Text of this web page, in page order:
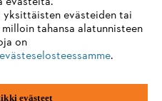
evästeiden tai
tahansa alatunnisteen
on
evästeselosteessamme.
evästeet